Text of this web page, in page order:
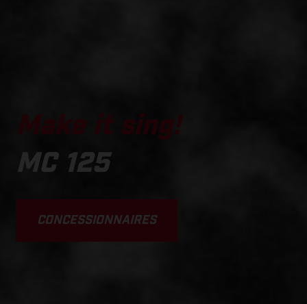
Make it sing!
MC 125
CONCESSIONNAIRES